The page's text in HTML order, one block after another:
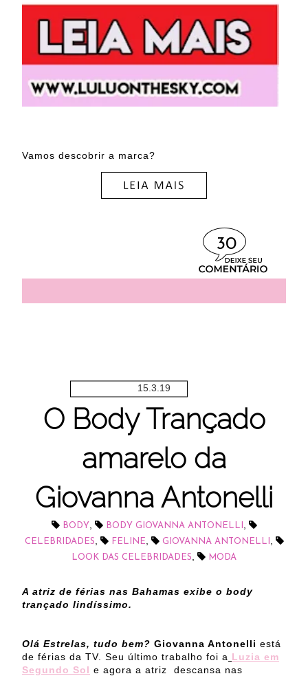
Vamos descobrir a marca?
30
15.3.19
O Body Trançado
amarelo da
Giovanna Antonelli
BODY, BODY GIOVANNA ANTONELLI
CELEBRIDADES FELINE GIOVANNA ANTONELLI
LOOK DAS CELEBRIDADES MODA
A atriz de férias nas Bahamas exibe o body
trançado lindíssimo.
Olá Estrelas, tudo bem? Giovanna Antonelli está
de férias da TV. Seu último trabalho foi a Luzia em
Segundo Sol e agora a atriz descansa nas